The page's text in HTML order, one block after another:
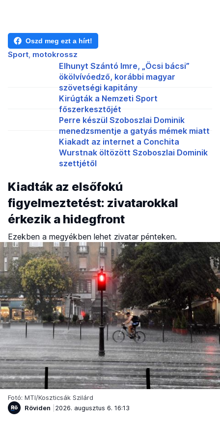
Oszd meg ezt a hírt!
Sport motokrossz
Elhunyt Szántó Imre, „Öcsi bácsi”
ökölvívóedző, korábbi magyar
szövetségi kapitány
Kirúgták a Nemzeti Sport
főszerkesztőjét
Perre készül Szoboszlai Dominik
menedzsmentje a gatyás mémek miatt
Kiakadt az internet a Conchita
Wurstnak öltözött Szoboszlai Dominik
szettjétől
Kiadták az elsőfokú
figyelmeztetést: zivatarokkal
érkezik a hidegfront
Ezekben a megyékben lehet zivatar pénteken.
Fotó: MTI/Koszticsák Szilárd
Röviden
2026. augusztus 6. 16:13